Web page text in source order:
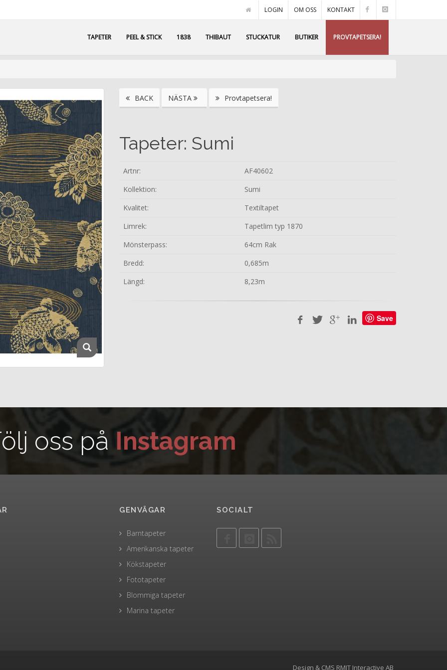
LOGIN OM OSS KONTAKT
TAPETER PEEL & STICK 1838 THIBAUT STUCKATUR BUTIKER PROVTAPETSERA!
BACK NÄSTA Provtapetsera!
Tapeter: Sumi
Artnr:
AF40602
Kollektion:
Sumi
Kvalitet:
Textiltapet
Limrek:
Tapetlim typ 1870
Mönsterpass:
64cm Rak
Bredd:
0,685m
Längd:
8,23m
Save
oss på Instagram
GENVÄGAR
Barntapeter
Amerikanska tapeter
Kökstapeter
Fototapeter
Blommiga tapeter
Marina tapeter
SOCIALT
Design & CMS RMIT Interactive AB